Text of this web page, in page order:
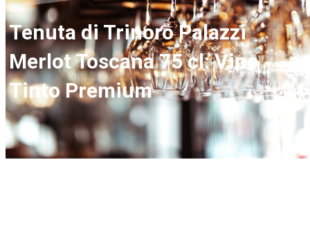
Tenuta di Trinoro Palazzi
Merlot Toscana 75 cl: Vino
Tinto Premium